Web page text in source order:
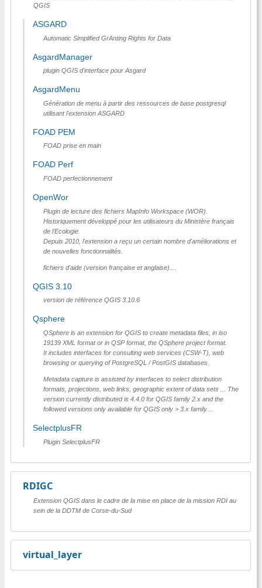
QGIS
ASGARD
Automatic Simplified GrAnting Rights for Data
AsgardManager
plugin QGIS d'interface pour Asgard
AsgardMenu
Génération de menu à partir des ressources de base postgresql
utilisant l'extension ASGARD
FOAD PEM
FOAD prise en main
FOAD Perf
FOAD perfectionnement
OpenWor
Plugin de lecture des fichiers MapInfo Workspace (WOR).
Historiquement développé pour les utilisateurs du Ministère français
de l'Ecologie.
Depuis 2010, l'extension a reçu un certain nombre d'améliorations et
de nouvelles fonctionnalités.
fichiers d'aide (version française et anglaise)....
QGIS 3.10
version de référence QGIS 3.10.6
Qsphere
QSphere is an extension for QGIS to create metadata files, in iso
19139 XML format or in QSP format, the QSphere project format.
It includes interfaces for consulting web services (CSW-T), web
browsing or querying of PostgreSQL / PostGIS databases.
Metadata capture is assisted by interfaces to select distribution
formats, projections, web links, geographic extent of data sets ... The
version currently distributed is 4.4.0 for QGIS family 2.x and the
followed versions only available for QGIS only > 3.x family....
SelectplusFR
Plugin SelectplusFR
RDIGC
Extension QGIS dans le cadre de la mise en place de la mission RDI au
sein de la DDTM de Corse-du-Sud
virtual_layer